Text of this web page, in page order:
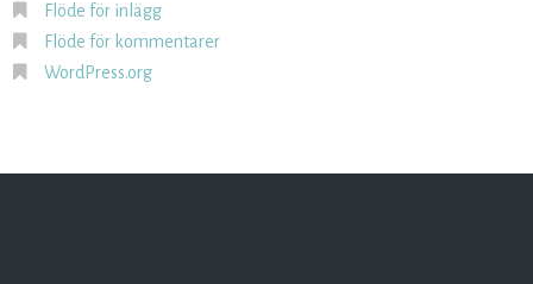
Flöde för inlägg
Flöde för kommentarer
WordPress.org